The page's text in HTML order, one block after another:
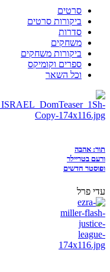
סרטים
ביקורות סרטים
סדרות
משחקים
ביקורות משחקים
ספרים וקומיקס
וכל השאר
תור: אהבה
ורעם בטריילר
ופוסטר חדשים
עדי פרל